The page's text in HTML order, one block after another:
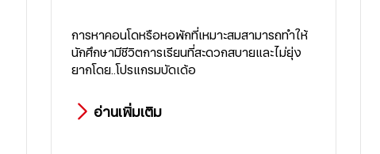
การหาคอนโดหรือหอพักที่เหมาะสมสามารถทำให้
นักศึกษามีชีวิตการเรียนที่สะดวกสบายและไม่ยุ่ง
ยากโดย..โปรแกรมบัดเด้อ
อ่านเพิ่มเติม